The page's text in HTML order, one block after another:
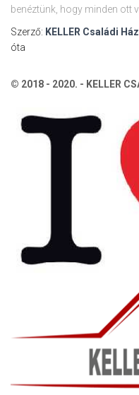
benéztünk, hogy minden ott
Szerző: KELLER Családi Ház
óta
© 2018 - 2020. - KELLER